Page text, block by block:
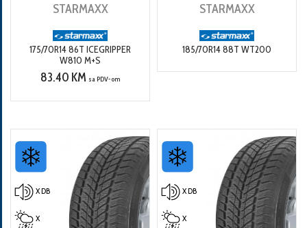
STARMAXX
175/70R14 86T ICEGRIPPER
W810 M+S
83.40 KM sa PDV-om
STARMAXX
185/70R14 88T WT200
X DB
X
X DB
X